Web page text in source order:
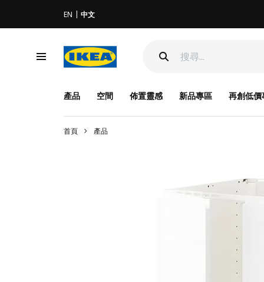
EN 中文
產品 空間 佈置靈感 新品專區 再創低價
首頁 產品